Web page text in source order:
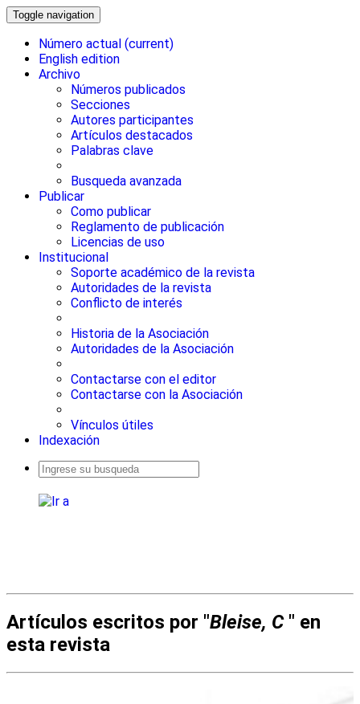
Toggle navigation
Número actual (current)
English edition
Archivo
Números publicados
Secciones
Autores participantes
Artículos destacados
Palabras clave
Busqueda avanzada
Publicar
Como publicar
Reglamento de publicación
Licencias de uso
Institucional
Soporte académico de la revista
Autoridades de la revista
Conflicto de interés
Historia de la Asociación
Autoridades de la Asociación
Contactarse con el editor
Contactarse con la Asociación
Vínculos útiles
Indexación
Artículos escritos por "Bleise, C" en
esta revista